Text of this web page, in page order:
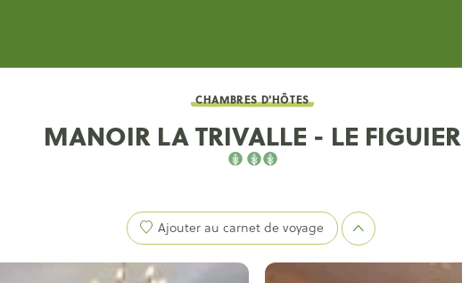
CHAMBRES D'HÔTES
MANOIR LA TRIVALLE - LE FIGUIER
Ajouter au carnet de voyage